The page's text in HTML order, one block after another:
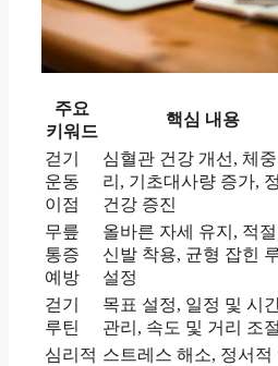
주요
키워드
핵심 내용
걷기
운동
이점
심혈관 건강 개선, 체
리, 기초대사량 증가,
건강 증진
무릎
통증
예방
올바른 자세 유지, 적
신발 착용, 균형 잡힌
설정
걷기
루틴
목표 설정, 일정 및 시
관리, 속도 및 거리 조절
심리적 스트레스 해소, 정서적